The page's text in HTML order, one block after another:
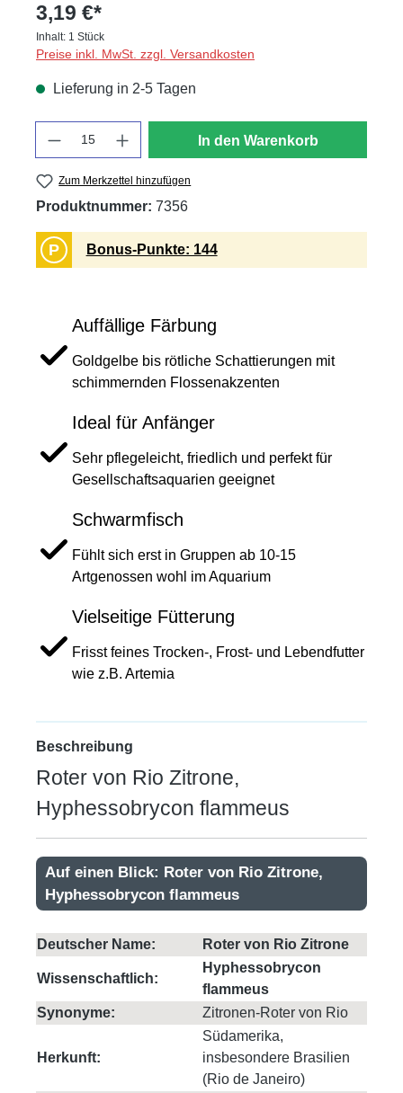
3,19 €*
Inhalt: 1 Stück
Preise inkl. MwSt. zzgl. Versandkosten
Lieferung in 2-5 Tagen
In den Warenkorb
Zum Merkzettel hinzufügen
Produktnummer: 7356
P Bonus-Punkte: 144
Auffällige Färbung
Goldgelbe bis rötliche Schattierungen mit
schimmernden Flossenakzenten
Ideal für Anfänger
Sehr pflegeleicht, friedlich und perfekt für
Gesellschaftsaquarien geeignet
Schwarmfisch
Fühlt sich erst in Gruppen ab 10-15
Artgenossen wohl im Aquarium
Vielseitige Fütterung
Frisst feines Trocken-, Frost- und Lebendfutter
wie z.B. Artemia
Beschreibung
Roter von Rio Zitrone,
Hyphessobrycon flammeus
Auf einen Blick: Roter von Rio Zitrone,
Hyphessobrycon flammeus
Deutscher Name: Roter von Rio Zitrone
Wissenschaftlich:
Hyphessobrycon
flammeus
Synonyme:
Zitronen-Roter von Rio
Herkunft:
Südamerika,
insbesondere Brasilien
(Rio de Janeiro)